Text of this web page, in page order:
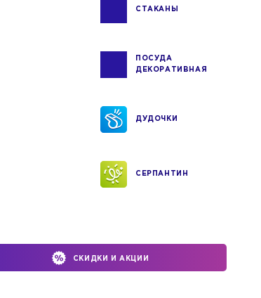
СТАКАНЫ
ПОСУДА
ДЕКОРАТИВНАЯ
ДУДОЧКИ
СЕРПАНТИН
СКИДКИ И АКЦИИ